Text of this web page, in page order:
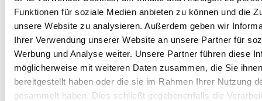
Funktionen für soziale Medien anbieten zu können und die
unsere Website zu analysieren. Außerdem geben wir
Ihrer Verwendung unserer Website an unsere Partner für
Werbung und Analyse weiter. Unsere Partner führen diese
möglicherweise mit weiteren Daten zusammen, die Sie ihnen
bereitgestellt haben oder die sie im Rahmen Ihrer Nutzung
gesammelt haben. Dies schließt gegebenenfalls die
Erholung:30 Tage Urlaub
Vorsorge & Gesundheit:Zuschuss zur
betrieblichen Altersvorsorge und Dienstradleasing
Sicherheit & Ausstattung:Hohe
Arbeitssicherheitsstandards und modernes
Werkzeug, Arbeitshandy sowie Arbeitskleidung
inkl. Wäscheservice